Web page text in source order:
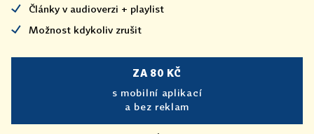
Články v audioverzi + playlist
Možnost kdykoliv zrušit
ZA 80 KČ
s mobilní aplikací
a bez reklam